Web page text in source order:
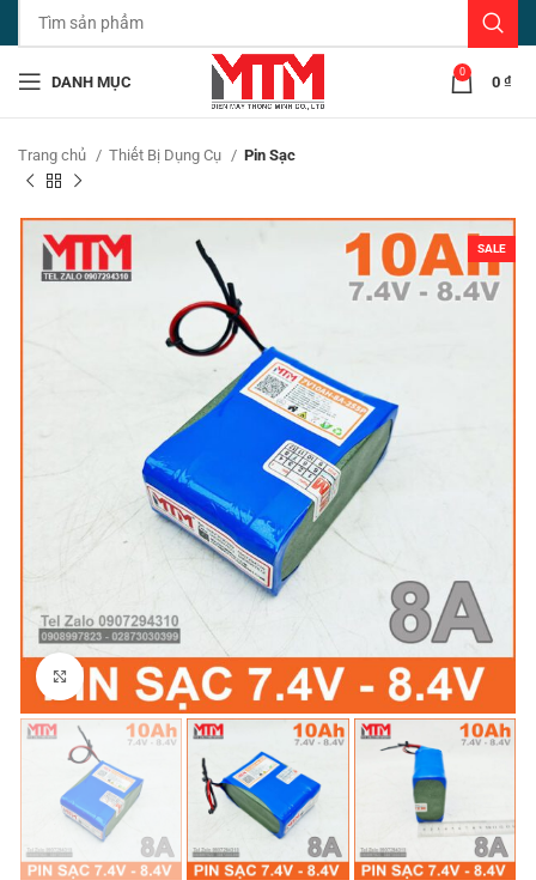
DANH MỤC
0
0 ₫
Trang chủ Thiết Bị Dụng Cụ Pin Sạc
SALE
Click to enlarge